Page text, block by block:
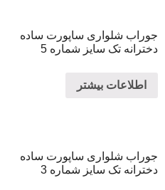
جوراب شلواری ساپورت ساده
دخترانه تک سایز شماره 5
اطلاعات بیشتر
جوراب شلواری ساپورت ساده
دخترانه تک سایز شماره 3